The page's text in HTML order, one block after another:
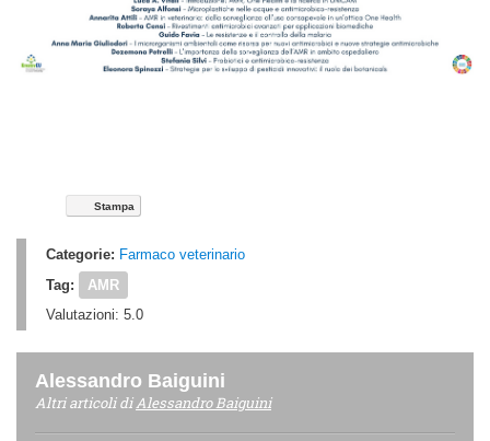
Stampa
Categorie: Farmaco veterinario
Tag:
AMR
Valutazioni: 5.0
Alessandro Baiguini
Altri articoli diAlessandro Baiguini